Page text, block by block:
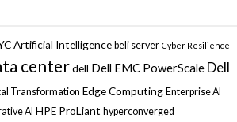
Artificial Intelligence beli server Cyber Resilience
centerdell Dell EMC PowerScale Dell
Transformation Edge Computing Enterprise AI
AI HPE ProLiant hyperconverged